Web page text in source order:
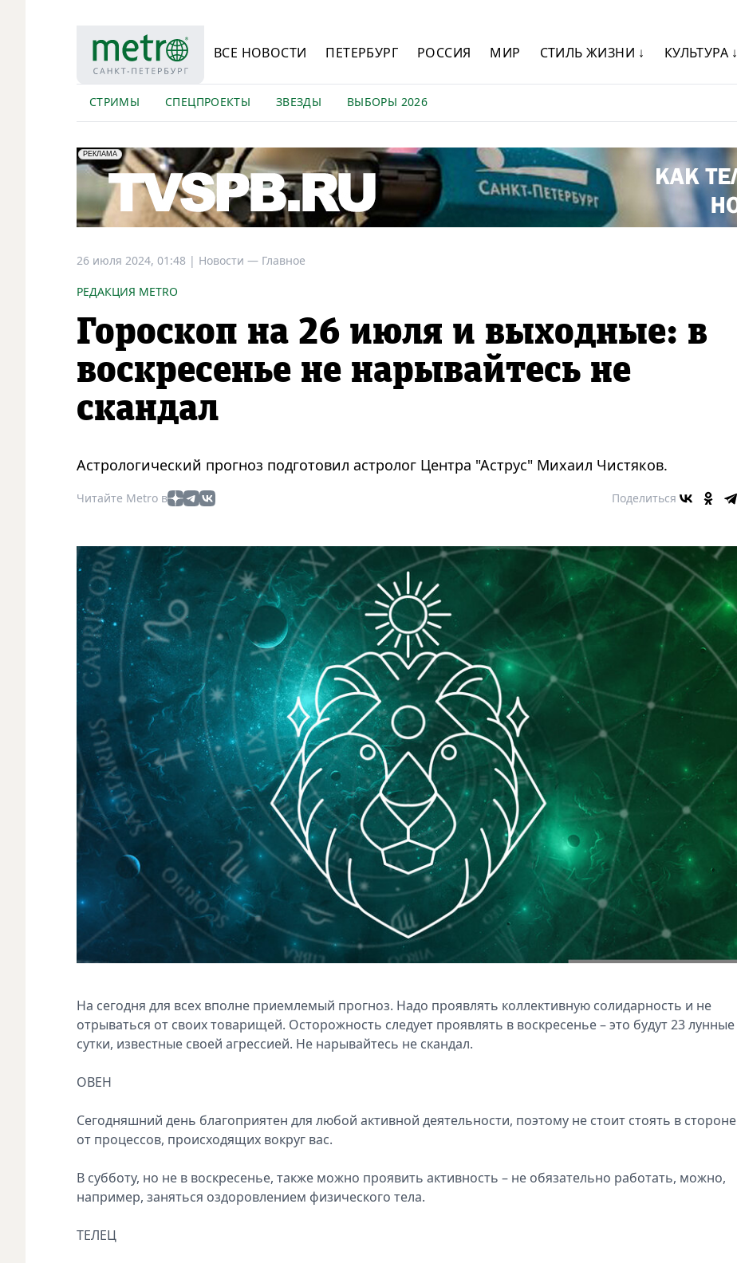
ВСЕ НОВОСТИ ПЕТЕРБУРГ РОССИЯ МИР СТИЛЬ ЖИЗНИ ↓ КУЛЬТУРА ↓
СТРИМЫ СПЕЦПРОЕКТЫ ЗВЕЗДЫ ВЫБОРЫ 2026
erid: LdtCK5Efv
РЕКЛАМА
АО "ГАТР", ИНН: 7841320717
26 июля 2024, 01:48 | Новости — Главное
РЕДАКЦИЯ METRO
Гороскоп на 26 июля и выходные: в
воскресенье не нарывайтесь не
скандал
Астрологический прогноз подготовил астролог Центра "Аструс" Михаил Чистяков.
Читайте Metro в Поделиться
На сегодня для всех вполне приемлемый прогноз. Надо проявлять коллективную солидарность и не
отрываться от своих товарищей. Осторожность следует проявлять в воскресенье – это будут 23 лунные
сутки, известные своей агрессией. Не нарывайтесь не скандал.
ОВЕН
Сегодняшний день благоприятен для любой активной деятельности, поэтому не стоит стоять в стороне
от процессов, происходящих вокруг вас.
В субботу, но не в воскресенье, также можно проявить активность – не обязательно работать, можно,
например, заняться оздоровлением физического тела.
ТЕЛЕЦ